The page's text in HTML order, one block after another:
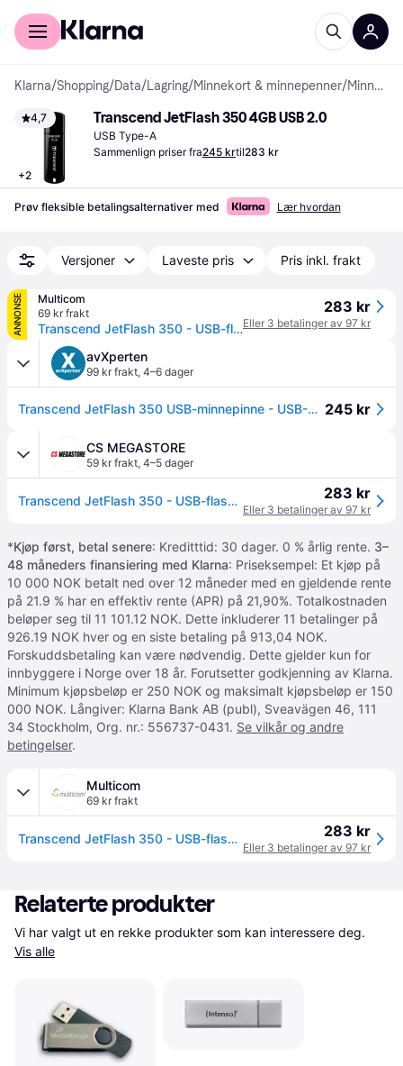
For kunder
Klarna/Shopping/Data/Lagring/Minnekort & minnepenner/ Minnepenner
4,7
+2
Transcend JetFlash 350 4GB USB 2.0
USB Type-A
Sammenlign priser fra245 krtil283 kr
Prøv fleksible betalingsalternativer med Lær hvordan
Versjoner Laveste pris Pris inkl. frakt
ANNONSE
Multicom
69 kr frakt
Transcend JetFlash 350 - USB-flashstasjon - 4 GB (TS4GJF350)
283 kr
Eller 3 betalinger av 97 kr
avXperten
99 kr frakt, 4–6 dager
Transcend JetFlash 350 USB-minnepinne - USB-A, USB 2.0 - 4GB 245 kr
CS MEGASTORE
59 kr frakt, 4–5 dager
Transcend JetFlash 350 - USB-flashstasjon - 4 GB - USB 2.0 - svart 283 kr
Eller 3 betalinger av 97 kr
*Kjøp først, betal senere: Kreditttid: 30 dager. 0 % årlig rente. 3–
48 måneders finansiering med Klarna: Priseksempel: Et kjøp på
10 000 NOK betalt ned over 12 måneder med en gjeldende rente
på 21.9 % har en effektiv rente (APR) på 21,90%. Totalkostnaden
beløper seg til 11 101.12 NOK. Dette inkluderer 11 betalinger på
926.19 NOK hver og en siste betaling på 913,04 NOK.
Forskuddsbetaling kan være nødvendig. Dette gjelder kun for
innbyggere i Norge over 18 år. Forutsetter godkjenning av Klarna.
Minimum kjøpsbeløp er 250 NOK og maksimalt kjøpsbeløp er 150
000 NOK. Långiver: Klarna Bank AB (publ), Sveavägen 46, 111
34 Stockholm, Org. nr.: 556737-0431. Se vilkår og andre
betingelser.
Multicom
69 kr frakt
Transcend JetFlash 350 - USB-flashstasjon - 4 GB (TS4GJF350) 283 kr
Eller 3 betalinger av 97 kr
Relaterte produkter
Vis alle